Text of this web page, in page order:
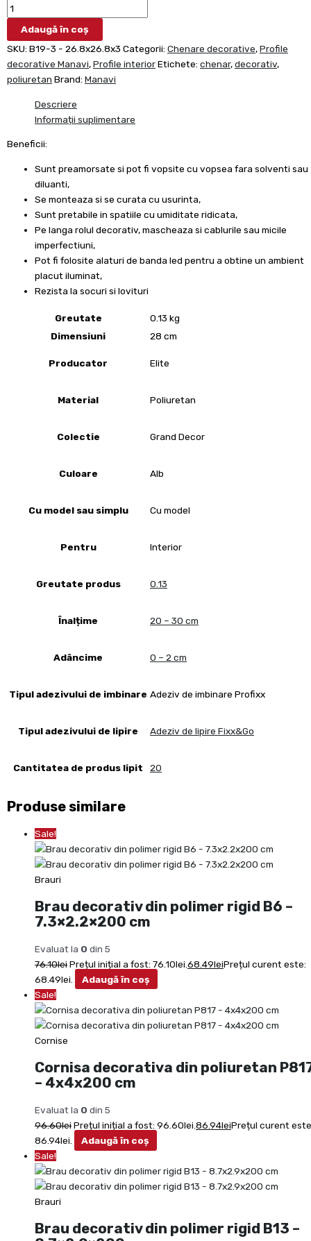
Adaugă în coș
SKU: B19-3 - 26.8x26.8x3 Categorii: Chenare decorative,Profile
decorative Manavi,Profile interiorEtichete: chenar,decorativ,
poliuretan Brand: Manavi
Descriere
Informații suplimentare
Beneficii:
Sunt preamorsate si pot fi vopsite cu vopsea fara solventi sau
diluanti,
Se monteaza si se curata cu usurinta,
Sunt pretabile in spatiile cu umiditate ridicata,
Pe langa rolul decorativ, mascheaza si cablurile sau micile
imperfectiuni,
Pot fi folosite alaturi de banda led pentru a obtine un ambient
placut iluminat,
Rezista la socuri si lovituri
Greutate
0.13 kg
Dimensiuni
28 cm
Producator Elite
Material Poliuretan
Colectie Grand Decor
Culoare Alb
Cu model sau simplu Cu model
Pentru Interior
Greutate produs 0.13
Înalțime 20 – 30 cm
Adâncime 0 – 2 cm
Tipul adezivului de imbinare Adeziv de imbinare Profixx
Tipul adezivului de lipire Adeziv de lipire Fixx&Go
Cantitatea de produs lipit 20
Produse similare
Sale!
Brauri
Brau decorativ din polimer rigid B6 –
7.3×2.2×200 cm
Evaluat la 0 din 5
76.10leiPrețul inițial a fost: 76.10lei. 68.49leiPrețul curent este:
68.49lei.
Adaugă în coș
Sale!
Cornise
Cornisa decorativa din poliuretan
– 4x4x200 cm
Evaluat la 0 din 5
96.60leiPrețul inițial a fost: 96.60lei. 86.94leiPrețul curent
86.94lei.
Adaugă în coș
Sale!
Brauri
Brau decorativ din polimer rigid B13 –